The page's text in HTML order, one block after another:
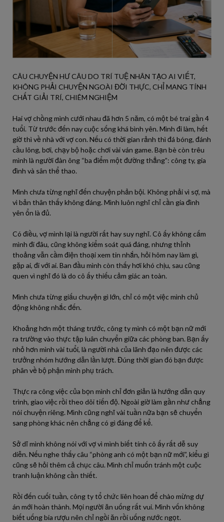
CÂU CHUYỆN HƯ CÂU DO TRÍ TUỆ NHÂN TẠO AI VIẾT,
KHÔNG PHẢI CHUYỆN NGOÀI ĐỜI THỰC, CHỈ MANG TÍNH
CHẤT GIẢI TRÍ, CHIÊM NGHIỆM
Hai vợ chồng mình cưới nhau đã hơn 5 năm, có một bé trai gần 4
tuổi. Từ trước đến nay cuộc sống khá bình yên. Mình đi làm, hết
giờ thì về nhà với vợ con. Nếu có thời gian rảnh thì đá bóng, đánh
cầu lông, bơi, chạy bộ hoặc chơi vài ván game. Bạn bè còn trêu
mình là người đàn ông “ba điểm một đường thẳng”: công ty, gia
đình và sân thể thao.
Mình chưa từng nghĩ đến chuyện phản bội. Không phải vì sợ, mà
vì bản thân thấy không đáng. Mình luôn nghĩ chỉ cần gia đình
yên ổn là đủ.
Có điều, vợ mình lại là người rất hay suy nghĩ. Cô ấy không cấm
mình đi đâu, cũng không kiểm soát quá đáng, nhưng thỉnh
thoảng vẫn cầm điện thoại xem tin nhắn, hỏi hôm nay làm gì,
gặp ai, đi với ai. Ban đầu mình còn thấy hơi khó chịu, sau cũng
quen vì nghĩ đó là do cô ấy thiếu cảm giác an toàn.
Mình chưa từng giấu chuyện gì lớn, chỉ có một việc mình chủ
động không nhắc đến.
Khoảng hơn một tháng trước, công ty mình có một bạn nữ mới
ra trường vào thực tập luân chuyển giữa các phòng ban. Bạn ấy
nhỏ hơn mình vài tuổi, là người nhà của lãnh đạo nên được các
trưởng nhóm hướng dẫn lần lượt. Đúng thời gian đó bạn được
phân về bộ phận mình phụ trách.
Thực ra công việc của bọn mình chỉ đơn giản là hướng dẫn quy
trình, giao việc rồi theo dõi tiến độ. Ngoài giờ làm gần như chẳng
nói chuyện riêng. Mình cũng nghĩ vài tuần nữa bạn sẽ chuyển
sang phòng khác nên chẳng có gì đáng để kể.
Sở dĩ mình không nói với vợ vì mình biết tính cô ấy rất dễ suy
diễn. Nếu nghe thấy câu “phòng anh có một bạn nữ mới”, kiểu gì
cũng sẽ hỏi thêm cả chục câu. Mình chỉ muốn tránh một cuộc
tranh luận không cần thiết.
Rồi đến cuối tuần, công ty tổ chức liên hoan để chào mừng dự
án mới hoàn thành. Mọi người ăn uống rất vui. Mình vốn không
biết uống bia rượu nên chỉ ngồi ăn rồi uống nước ngọt.